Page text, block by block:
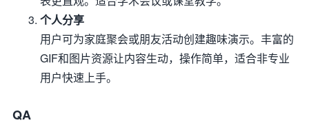
个人分享
用户可为家庭聚会或朋友活动创建趣味演示。丰富的
GIF和图片资源让内容生动，操作简单，适合非专业
用户快速上手。
QA